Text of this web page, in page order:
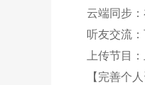
云端同步：
听友交流
上传节目
【完善个